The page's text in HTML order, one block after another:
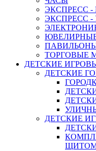
ЭКСПРЕСС
ЭКСПРЕСС -
ТОРГОВЫЕ
ДЕТСКИЕ
ДЕТСКИЕ
ДЕТСКИЕ